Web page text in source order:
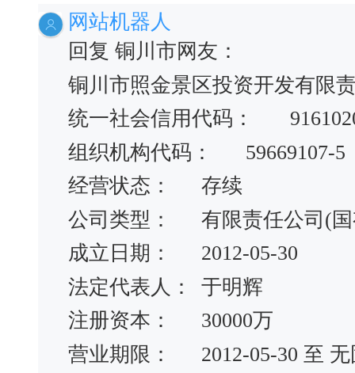
网站机器人
回复 铜川市网友：
铜川市照金景区投资开发有限
统一社会信用代码：
组织机构代码：
59669107-5
经营状态：
存续
公司类型：
有限责任公司(
成立日期：
2012-05-30
法定代表人：
于明辉
注册资本：
30000万
营业期限：
2012-05-30 至